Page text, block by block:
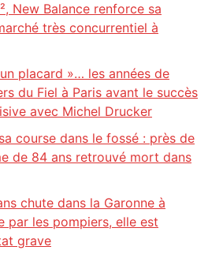
New Balance renforce sa
très concurrentiel à
placard »… les années de
du Fiel à Paris avant le succès
avec Michel Drucker
course dans le fossé : près de
de 84 ans retrouvé mort dans
chute dans la Garonne à
par les pompiers, elle est
grave